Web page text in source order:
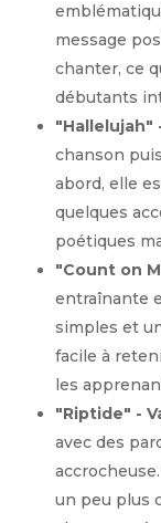
message
chanter, ce
débutants
"Hallelujah"
chanson
abord, elle
quelques
poétiques
"Count on
entraînante
simples et
facile à
les
"Riptide" -
avec des
un peu plus